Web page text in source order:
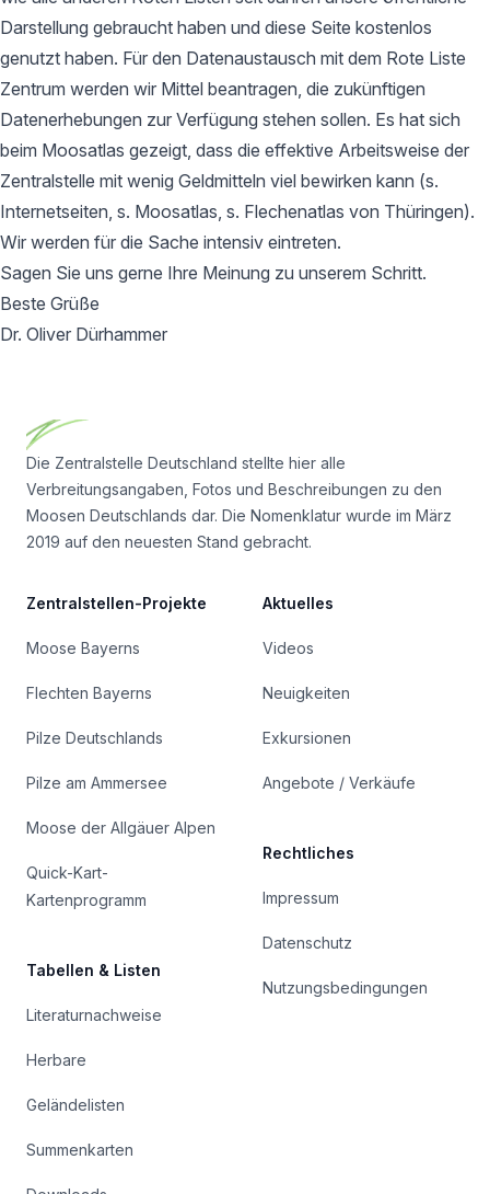
Darstellung gebraucht haben und diese Seite kostenlos
genutzt haben. Für den Datenaustausch mit dem Rote Liste
Zentrum werden wir Mittel beantragen, die zukünftigen
Datenerhebungen zur Verfügung stehen sollen. Es hat sich
beim Moosatlas gezeigt, dass die effektive Arbeitsweise der
Zentralstelle mit wenig Geldmitteln viel bewirken kann (s.
Internetseiten, s. Moosatlas, s. Flechenatlas von Thüringen).
Wir werden für die Sache intensiv eintreten.
Sagen Sie uns gerne Ihre Meinung zu unserem Schritt.
Beste Grüße
Dr. Oliver Dürhammer
Die Zentralstelle Deutschland stellte hier alle
Verbreitungsangaben, Fotos und Beschreibungen zu den
Moosen Deutschlands dar. Die Nomenklatur wurde im März
2019 auf den neuesten Stand gebracht.
Zentralstellen-Projekte
Moose Bayerns
Flechten Bayerns
Pilze Deutschlands
Pilze am Ammersee
Moose der Allgäuer Alpen
Quick-Kart-
Kartenprogramm
Tabellen & Listen
Literaturnachweise
Herbare
Geländelisten
Summenkarten
Aktuelles
Videos
Neuigkeiten
Exkursionen
Angebote / Verkäufe
Rechtliches
Impressum
Datenschutz
Nutzungsbedingungen